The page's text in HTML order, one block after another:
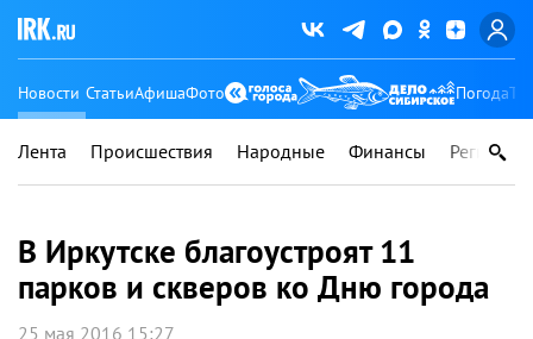
Новости СтатьиАфишаФото Погода
Лента Происшествия Народные Финансы Регионы
В Иркутске благоустроят 11
парков и скверов ко Дню города
25 мая 2016 15:27